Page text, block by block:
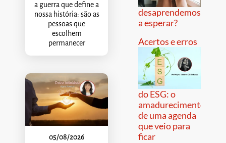
a guerra que define a
nossa história: são as
pessoas que
escolhem
permanecer
05/08/2026
desaprendemos
a esperar?
Acertos e erros
do ESG: o
amadurecimento
de uma agenda
que veio para
ficar